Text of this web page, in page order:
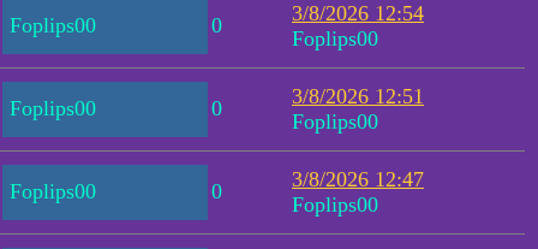
Foplips00 0
3/8/2026 12:54
Foplips00
Foplips00 0
3/8/2026 12:51
Foplips00
Foplips00 0
3/8/2026 12:47
Foplips00